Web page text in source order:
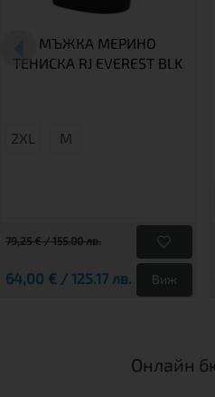
МЪЖКА МЕРИНО
ТЕНИСКА RJ EVEREST BLK
2XL М
79,25 € / 155.00 лв.
64,00 € / 125.17 лв. Виж
Онлайн